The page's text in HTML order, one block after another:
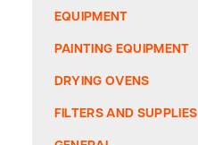
EQUIPMENT
PAINTING EQUIPMENT
DRYING OVENS
FILTERS AND SUPPLIES